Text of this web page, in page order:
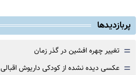
پربازدیدها
= تغییر چهره افشین در گذر زمان
= عکسی دیده نشده از کودکی داریوش اقبالی